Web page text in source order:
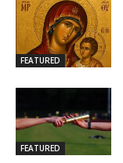
FEATURED
FEATURED